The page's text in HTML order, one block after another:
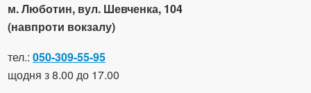
м. Люботин, вул. Шевченка, 104
(навпроти вокзалу)
тел.: 050-309-55-95
щодня з 8.00 до 17.00